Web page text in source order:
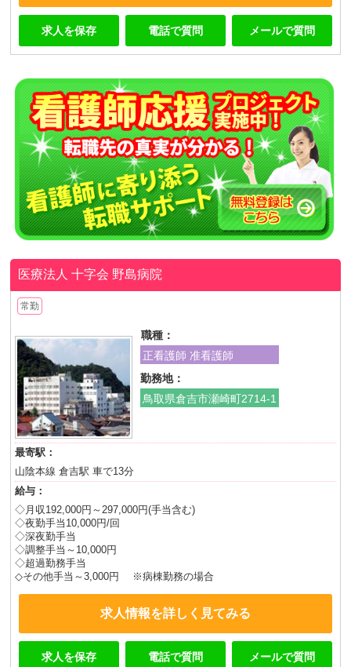
求人を保存 電話で質問 メールで質問
医療法人 十字会 野島病院
常勤
職種：
正看護師 准看護師
勤務地：
鳥取県倉吉市瀬崎町2714-1
最寄駅：
山陰本線 倉吉駅 車で13分
給与：
◇月収192,000円～297,000円(手当含む)
◇夜勤手当10,000円/回
◇深夜勤手当
◇調整手当～10,000円
◇超過勤務手当
◇その他手当～3,000円 ※病棟勤務の場合
求人情報を詳しく見てみる
求人を保存 電話で質問 メールで質問